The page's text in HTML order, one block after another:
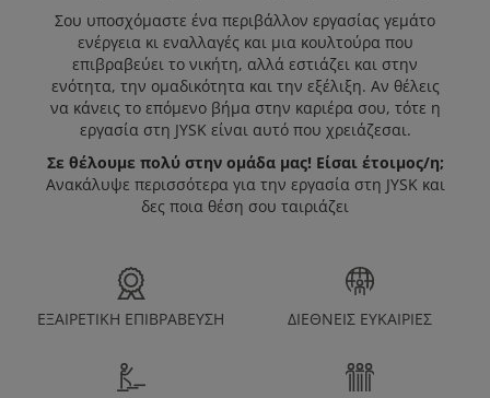
Η JYSK ΩΣ
ΕΡΓΟΔΌΤΗΣ
Open Positions JYSK Cyprus
ΚΑΝΕ ΑΙΤΗΣΗ
Σου υποσχόμαστε ένα περιβάλλον εργασίας γεμάτο
ενέργεια κι εναλλαγές και μια κουλτούρα που
επιβραβεύει το νικήτη, αλλά εστιάζει και στην
ενότητα, την ομαδικότητα και την εξέλιξη. Αν θέλεις
να κάνεις το επόμενο βήμα στην καριέρα σου, τότε η
εργασία στη JYSK είναι αυτό που χρειάζεσαι.
Σε θέλουμε πολύ στην ομάδα μας! Είσαι έτοιμος/η;
Ανακάλυψε περισσότερα για την εργασία στη JYSK και
δες ποια θέση σου ταιριάζει
ΕΞΑΙΡΕΤΙΚΗ ΕΠΙΒΡΑΒΕΥΣΗ ΔΙΕΘΝΕΙΣ ΕΥΚΑΙΡΙΕΣ